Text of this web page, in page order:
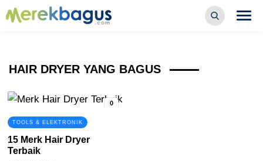
HAIR DRYER YANG BAGUS
0
TOOLS & ELEKTRONIK
15 Merk Hair Dryer
Terbaik